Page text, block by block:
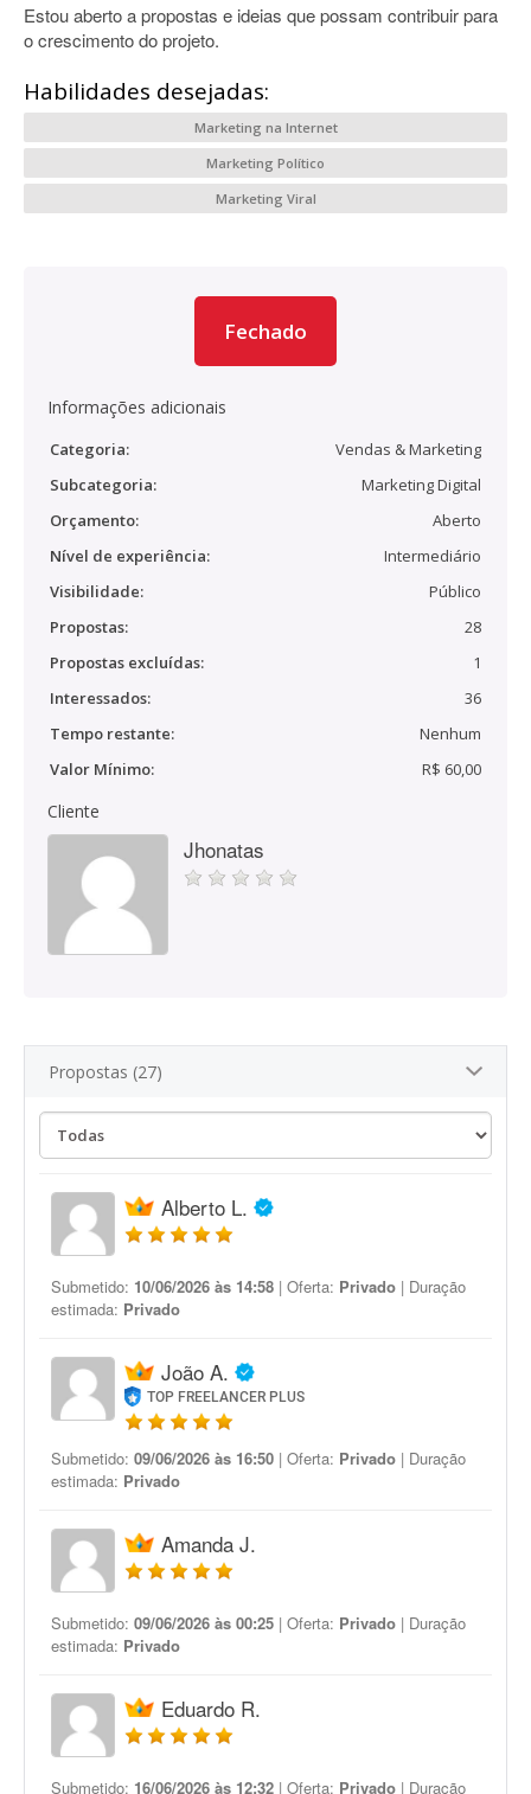
Estou aberto a propostas e ideias que possam contribuir para
o crescimento do projeto.
Habilidades desejadas:
Marketing na Internet
Marketing Político
Marketing Viral
Fechado
Informações adicionais
Categoria:
Vendas & Marketing
Subcategoria:
Marketing Digital
Orçamento:
Aberto
Nível de experiência:
Intermediário
Visibilidade:
Público
Propostas:
28
Propostas excluídas:
1
Interessados:
36
Tempo restante:
Nenhum
Valor Mínimo:
R$ 60,00
Cliente
Jhonatas
Propostas (27)
Alberto L.
Submetido: 10/06/2026 às 14:58 | Oferta: Privado | Duração
estimada: Privado
João A.
TOP FREELANCER PLUS
Submetido: 09/06/2026 às 16:50 | Oferta: Privado | Duração
estimada: Privado
Amanda J.
Submetido: 09/06/2026 às 00:25 | Oferta: Privado | Duração
estimada: Privado
Eduardo R.
Submetido: 16/06/2026 às 12:32 | Oferta: Privado | Duração